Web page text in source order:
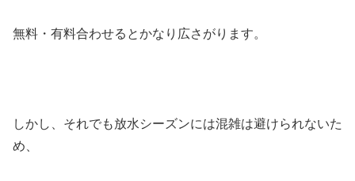
無料・有料合わせるとかなり広さがります。
しかし、それでも放水シーズンには混雑は避けられないた
め、